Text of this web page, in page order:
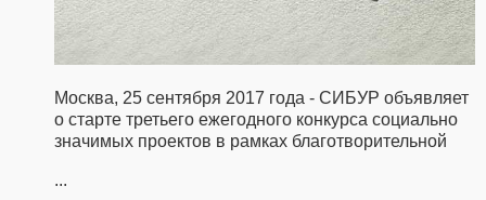
Москва, 25 сентября 2017 года - СИБУР объявляет
о старте третьего ежегодного конкурса социально
значимых проектов в рамках благотворительной
...